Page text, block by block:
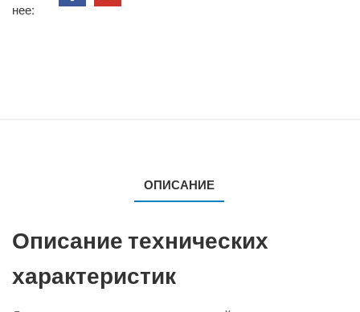
нее:
ОПИСАНИЕ
Описание технических
характеристик